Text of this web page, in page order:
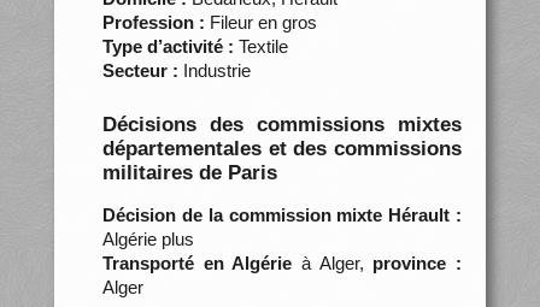
Profession : Fileur en gros
Type d’activité : Textile
Secteur : Industrie
Décisions des commissions mixtes
départementales et des commissions
militaires de Paris
Décision de la commission mixte Hérault :
Algérie plus
Transporté en Algérie à Alger, province :
Alger